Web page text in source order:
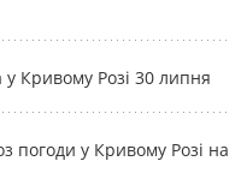
у Кривому Розі 30 липня
погоди у Кривому Розі на